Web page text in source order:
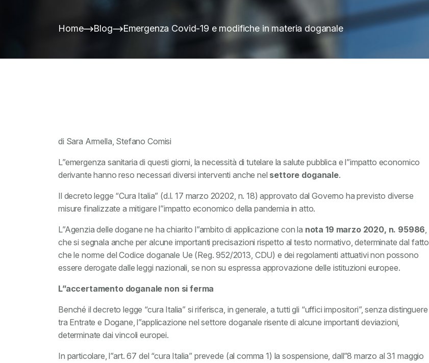
Home Blog Emergenza Covid-19 e modifiche in materia doganale
di Sara Armella, Stefano Comisi
L”emergenza sanitaria di questi giorni, la necessità di tutelare la salute pubblica e l”impatto economico
derivante hanno reso necessari diversi interventi anche nel settore doganale.
Il decreto legge “Cura Italia” (d.l. 17 marzo 20202, n. 18) approvato dal Governo ha previsto diverse
misure finalizzate a mitigare l”impatto economico della pandemia in atto.
L”Agenzia delle dogane ne ha chiarito l”ambito di applicazione con la nota 19 marzo 2020, n. 95986,
che si segnala anche per alcune importanti precisazioni rispetto al testo normativo, determinate dal fatto
che le norme del Codice doganale Ue (Reg. 952/2013, CDU) e dei regolamenti attuativi non possono
essere derogate dalle leggi nazionali, se non su espressa approvazione delle istituzioni europee.
L”accertamento doganale non si ferma
Benché il decreto legge “cura Italia” si riferisca, in generale, a tutti gli “uffici impositori”, senza distinguere
tra Entrate e Dogane, l”applicazione nel settore doganale risente di alcune importanti deviazioni,
determinate dai vincoli europei.
In particolare, l”art. 67 del “cura Italia” prevede (al comma 1) la sospensione, dall”8 marzo al 31 maggio